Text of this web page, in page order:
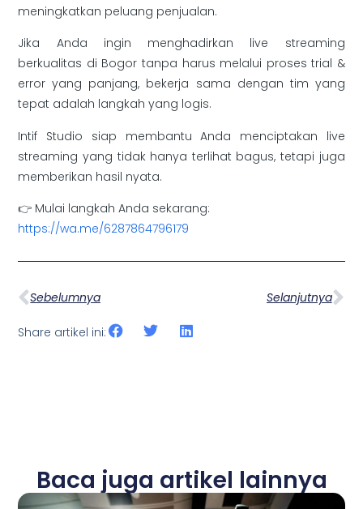
meningkatkan peluang penjualan.
Jika Anda ingin menghadirkan live streaming
berkualitas di Bogor tanpa harus melalui proses trial &
error yang panjang, bekerja sama dengan tim yang
tepat adalah langkah yang logis.
Intif Studio siap membantu Anda menciptakan live
streaming yang tidak hanya terlihat bagus, tetapi juga
memberikan hasil nyata.
👉 Mulai langkah Anda sekarang:
https://wa.me/6287864796179
Sebelumnya Selanjutnya
Share artikel ini:
Baca juga artikel lainnya